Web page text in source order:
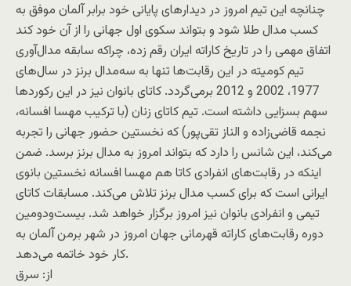
چنانچه این تیم امروز در دیدارهای پایانی خود برابر آلمان موفق به
کسب مدال طلا شود و بتواند سکوی اول جهانی را از آن خود کند
اتفاق مهمی را در تاریخ کاراته ایران رقم زده، چراکه سابقه مدال‌آوری
تیم کومیته در این رقابت‌ها تنها به سه‌مدال برنز در سال‌های
1977، 2002 و 2012 برمی‌گردد. کاتای بانوان نیز در این رکوردها
سهم بسزایی داشته است. تیم کاتای زنان (با ترکیب مهسا افسانه،
نجمه قاضی‌زاده و الناز تقی‌پور) که نخستین حضور جهانی را تجربه
می‌کند، این شانس را دارد که بتواند امروز به مدال برنز برسد. ضمن
اینکه در رقابت‌های انفرادی کاتا هم مهسا افسانه نخستین بانوی
ایرانی است که برای کسب مدال برنز تلاش می‌کند. مسابقات کاتای
تیمی و انفرادی بانوان نیز امروز برگزار خواهد شد. بیست‌ودومین
دوره رقابت‌های کاراته قهرمانی جهان امروز در شهر برمن آلمان به
کار خود خاتمه می‌دهد.
از: سرق